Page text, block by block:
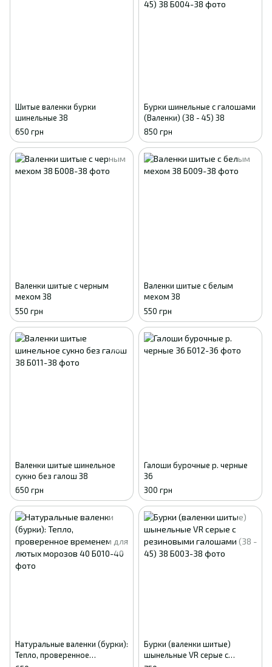
Шитые валенки бурки
шинельные 38
650 грн
Бурки шинельные с галошами
(Валенки) (38 - 45) 38
850 грн
Валенки шитые с черным
мехом 38
550 грн
Валенки шитые с белым
мехом 38
550 грн
Валенки шитые шинельное
сукно без галош 38
650 грн
Галоши бурочные р. черные
36
300 грн
Натуральные валенки (бурки):
Тепло, проверенное
Бурки (валенки шитые)
шынельные VR серые с